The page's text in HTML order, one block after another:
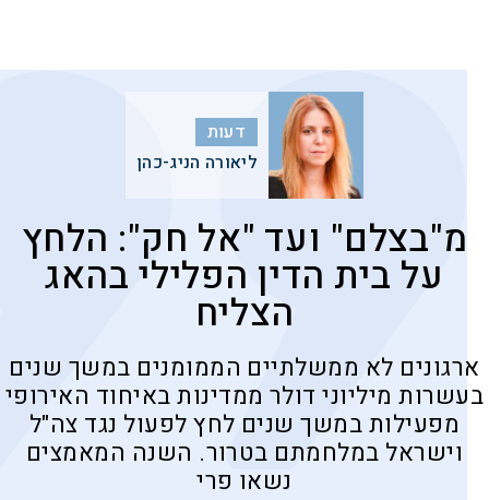
דעות
ליאורה הניג-כהן
מ"בצלם" ועד "אל חק": הלחץ
על בית הדין הפלילי בהאג
הצליח
ארגונים לא ממשלתיים הממומנים במשך שנים
בעשרות מיליוני דולר ממדינות באיחוד האירופי
מפעילות במשך שנים לחץ לפעול נגד צה"ל
וישראל במלחמתם בטרור. השנה המאמצים
נשאו פרי